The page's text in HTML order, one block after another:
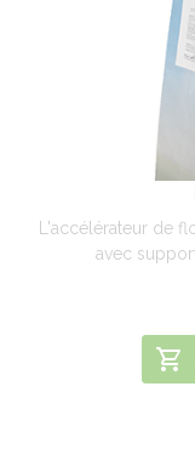
L'accélérateur de
avec